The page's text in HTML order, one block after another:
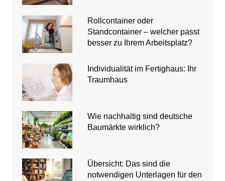
Rollcontainer oder
Standcontainer – welcher passt
besser zu Ihrem Arbeitsplatz?
Individualität im Fertighaus: Ihr
Traumhaus
Wie nachhaltig sind deutsche
Baumärkte wirklich?
Übersicht: Das sind die
notwendigen Unterlagen für den